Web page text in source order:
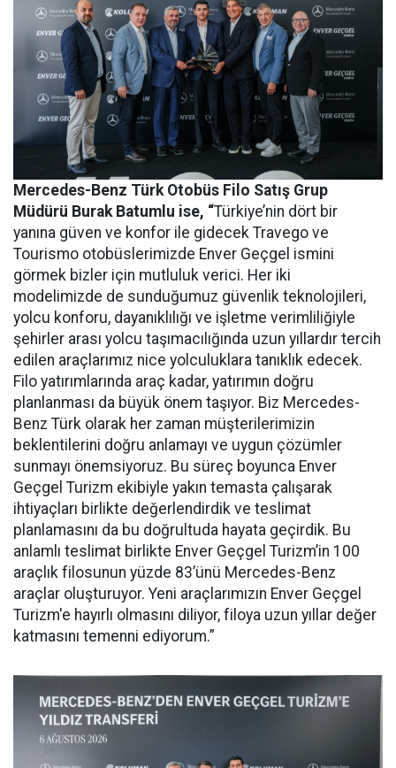
Mercedes-Benz Türk Otobüs Filo Satış Grup
Müdürü Burak Batumlu ise, “Türkiye’nin dört bir
yanına güven ve konfor ile gidecek Travego ve
Tourismo otobüslerimizde Enver Geçgel ismini
görmek bizler için mutluluk verici. Her iki
modelimizde de sunduğumuz güvenlik teknolojileri,
yolcu konforu, dayanıklılığı ve işletme verimliliğiyle
şehirler arası yolcu taşımacılığında uzun yıllardır tercih
edilen araçlarımız nice yolculuklara tanıklık edecek.
Filo yatırımlarında araç kadar, yatırımın doğru
planlanması da büyük önem taşıyor. Biz Mercedes-
Benz Türk olarak her zaman müşterilerimizin
beklentilerini doğru anlamayı ve uygun çözümler
sunmayı önemsiyoruz. Bu süreç boyunca Enver
Geçgel Turizm ekibiyle yakın temasta çalışarak
ihtiyaçları birlikte değerlendirdik ve teslimat
planlamasını da bu doğrultuda hayata geçirdik. Bu
anlamlı teslimat birlikte Enver Geçgel Turizm’in 100
araçlık filosunun yüzde 83’ünü Mercedes-Benz
araçlar oluşturuyor. Yeni araçlarımızın Enver Geçgel
Turizm'e hayırlı olmasını diliyor, filoya uzun yıllar değer
katmasını temenni ediyorum.”